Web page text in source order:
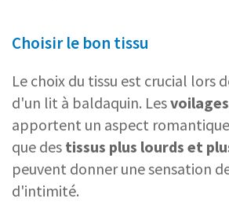
Choisir le bon tissu
Le choix du tissu est crucial lors
d'un lit à baldaquin. Les
apportent un aspect
que des tissus plus lourds et
peuvent donner une sensation
d'intimité.